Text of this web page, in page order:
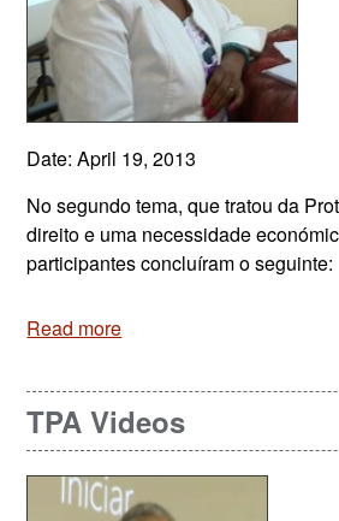
Date: April 19, 2013
No segundo tema, que tratou da
direito e uma necessidade
participantes concluíram o seguinte:
Read more
TPA Videos